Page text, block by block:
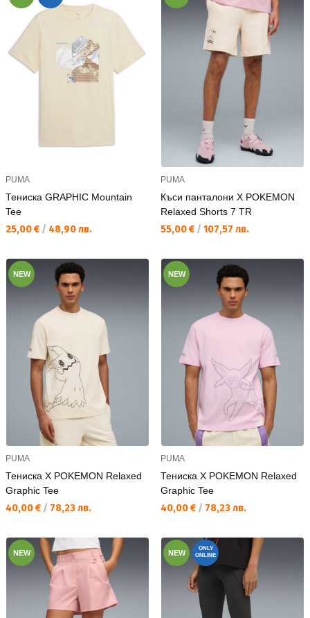
PUMA
Тениска GRAPHIC Mountain
Tee
Текуща цена:
25,00 € / 48,90 лв.
PUMA
Къси панталони X POKEMON
Relaxed Shorts 7 TR
Текуща цена:
55,00 € / 107,57 лв.
NEW
PUMA
Тениска X POKEMON Relaxed
Graphic Tee
Текуща цена:
40,00 € / 78,23 лв.
NEW
PUMA
Тениска X POKEMON Relaxed
Graphic Tee
Текуща цена:
40,00 € / 78,23 лв.
NEW NEW
ONLY
ONLINE